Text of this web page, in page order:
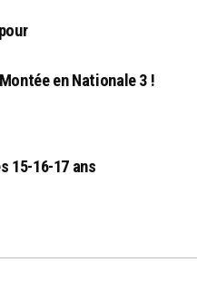
Montée en Nationale 3 !
15-16-17 ans